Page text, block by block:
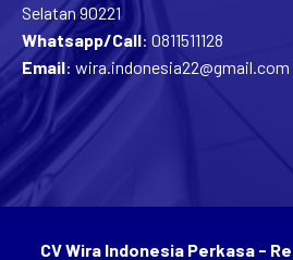
Selatan 90221
Whatsapp/Call: 0811511128
Email: wira.indonesia22@gmail.com
CV Wira Indonesia Perkasa -